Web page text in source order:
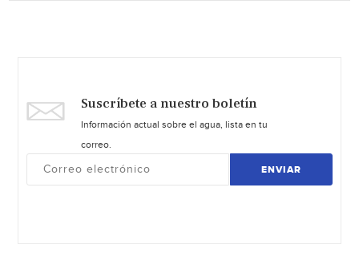
Suscríbete a nuestro boletín
Información actual sobre el agua, lista en tu
correo.
ENVIAR